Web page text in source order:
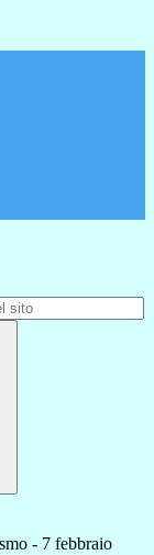
- 7 febbraio